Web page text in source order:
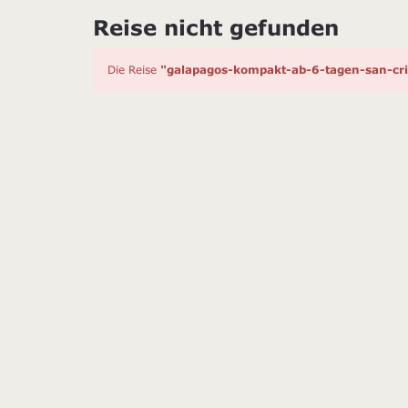
Reise nicht gefunden
Die Reise "galapagos-kompakt-ab-6-tagen-san-